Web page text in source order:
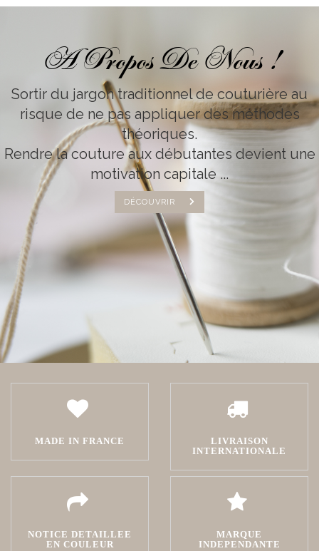
A Propos De Nous !
Sortir du jargon traditionnel de couturière au
risque de ne pas appliquer des méthodes
théoriques.
Rendre la couture aux débutantes devient une
motivation capitale ...
DÉCOUVRIR
MADE IN FRANCE
LIVRAISON
INTERNATIONALE
NOTICE DETAILLEE
EN COULEUR
MARQUE
INDEPENDANTE